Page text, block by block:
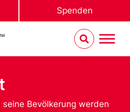
Spenden
Bevölkerung werden